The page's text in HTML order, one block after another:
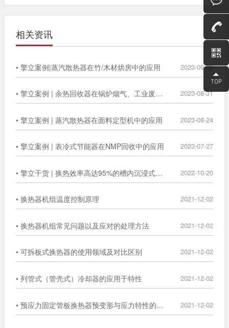
相关资讯
• 擎立案例|蒸汽散热器在竹/木材烘房中的应用 2023-09-25
• 擎立案例 | 余热回收器在锅炉烟气、工业废气中的广泛应用 2023-08-31
• 擎立案例 | 蒸汽散热器在面料定型机中的应用 2023-08-24
• 擎立案例 | 表冷式节能器在NMP回收中的应用 2023-07-27
• 擎立干货 | 换热效率高达95%的槽内沉浸式换热器 2022-10-20
• 换热器机组温度控制原理 2021-12-02
• 换热器机组常见问题以及应对的处理方法 2021-12-02
• 可拆板式换热器的使用领域及对比区别 2021-12-02
• 列管式（管壳式）冷却器的应用于特性 2021-12-02
• 预应力固定管板换热器预变形与应力特性的数值分析 2021-12-02